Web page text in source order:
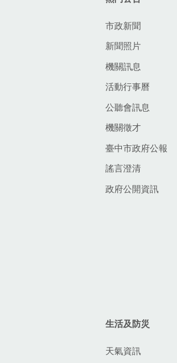
市政新聞
新聞照片
機關訊息
活動行事曆
公聽會訊息
機關徵才
臺中市政府公報
謠言澄清
政府公開資訊
生活及防災
天氣資訊